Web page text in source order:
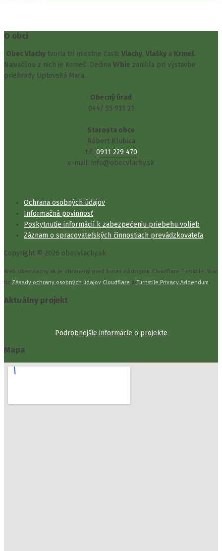
O obci
Obec Vlachy tvoria tri miestne časti: Vlachy, Vlašky a Krmeš.
Najväčšou z nich je Krmeš. Dedina Vŕbie zanikla pri výstavbe
priehrady Liptovská Mara.
Obecný úrad
044/ 55 931 21
Starosta obce
Róbert Klubica
t.č. 0911 229 470
e-mail: info@obecvlachy.sk
Ochrana osobných údajov
Informačná povinnosť
Poskytnutie informácií k zabezpečeniu priebehu volieb
Záznam o spracovateľských činnostiach prevádzkovateľa
Copyright © 2026 obecvlachy.sk
Web obecvlachy.sk je chránený pred botmi nástrojom Cloudflare Turnstile. Viac
tu: Zásady ochrany osobných údajov Cloudflare a Turnstile Privacy Addendum.
Aktuálny projekt
Podrobnejšie informácie o projekte
Mapa